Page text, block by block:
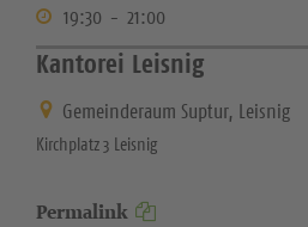
19:30 - 21:00
Kantorei Leisnig
Gemeinderaum Suptur, Leisnig
Kirchplatz 3 Leisnig
Permalink